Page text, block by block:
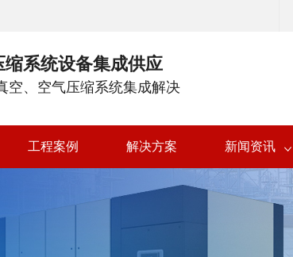
系统设备集成供应
、空气压缩系统集成解决
工程案例 解决方案 新闻资讯